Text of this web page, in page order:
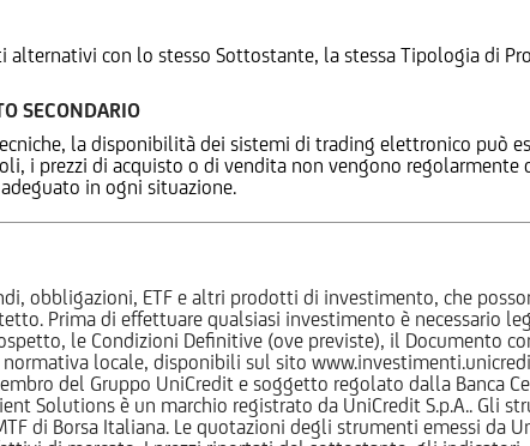
con lo stesso Sottostante, la stessa Tipologia di
SECONDARIO
la disponibilità dei sistemi di trading elettronico può
i prezzi di acquisto o di vendita non vengono regolarmente
in ogni situazione.
obbligazioni, ETF e altri prodotti di investimento, che
Prima di effettuare qualsiasi investimento è necessario
le Condizioni Definitive (ove previste), il Documento
locale, disponibili sul sito
del Gruppo UniCredit e soggetto regolato dalla Banca
Solutions è un marchio registrato da UniCredit S.p.A.. Gli
di Borsa Italiana. Le quotazioni degli strumenti emessi da